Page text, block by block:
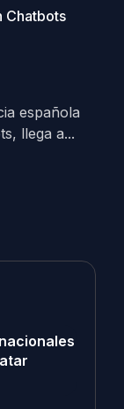
Chatbots
española
llega a...